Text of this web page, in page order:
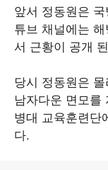
앞서 정동원은
튜브 채널에는
서 근황이 공개
당시 정동원은
남자다운 면모를
병대 교육훈련단
다.